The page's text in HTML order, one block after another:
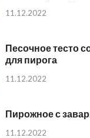
11.12.2022
Песочное тесто
для пирога
11.12.2022
Пирожное с
11.12.2022